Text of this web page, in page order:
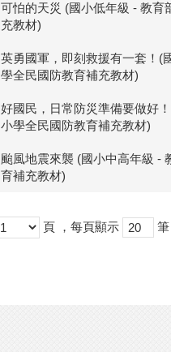
可怕的天災 (國小低年級 - 教育
充教材)
英勇國軍，即刻救援有一套！(
學全民國防教育補充教材)
好國民，日常防災準備要做好
小學全民國防教育補充教材)
颱風地震來襲 (國小中高年級 -
育補充教材)
頁 ，每頁顯示 筆